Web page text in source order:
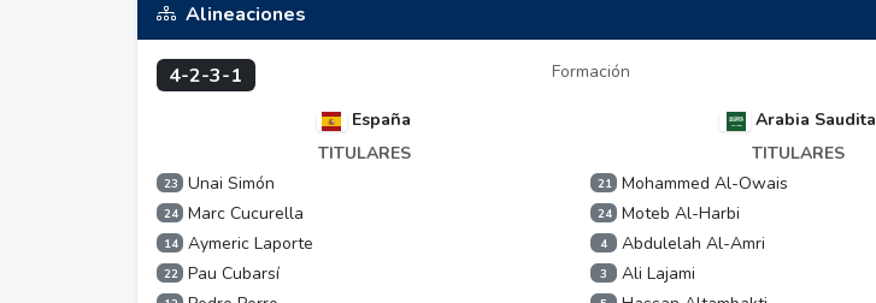
Alineaciones
4-2-3-1 Formación
España
TITULARES
23 Unai Simón
24 Marc Cucurella
14 Aymeric Laporte
22 Pau Cubarsí
Arabia Saudita
TITULARES
21 Mohammed Al-Owais
24 Moteb Al-Harbi
4 Abdulelah Al-Amri
3 Ali Lajami